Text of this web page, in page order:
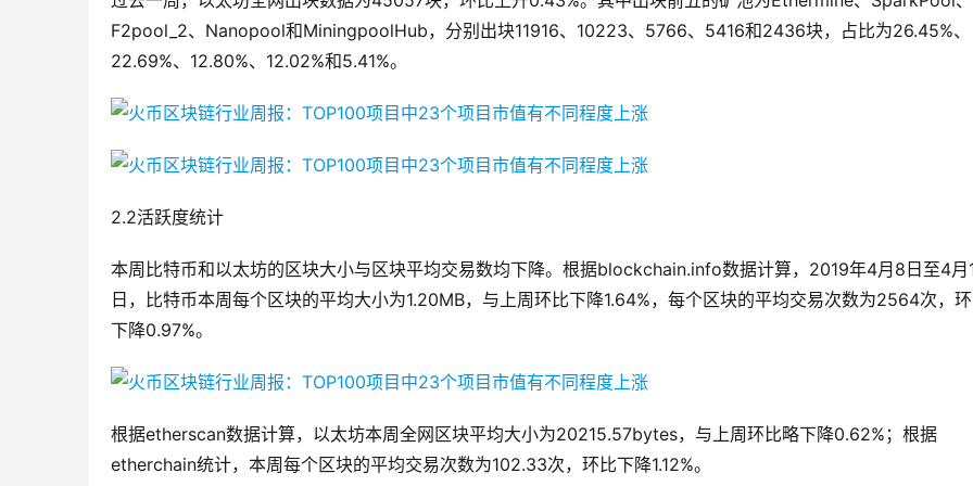
F2pool_2、Nanopool和MiningpoolHub，分别出块11916、10223、5766、5416和2436块，占比为26.45%、
22.69%、12.80%、12.02%和5.41%。
2.2活跃度统计
本周比特币和以太坊的区块大小与区块平均交易数均下降。根据blockchain.info数据计算，2019年4月8日至4月
日，比特币本周每个区块的平均大小为1.20MB，与上周环比下降1.64%，每个区块的平均交易次数为2564次，
下降0.97%。
根据etherscan数据计算，以太坊本周全网区块平均大小为20215.57bytes，与上周环比略下降0.62%；根据
etherchain统计，本周每个区块的平均交易次数为102.33次，环比下降1.12%。